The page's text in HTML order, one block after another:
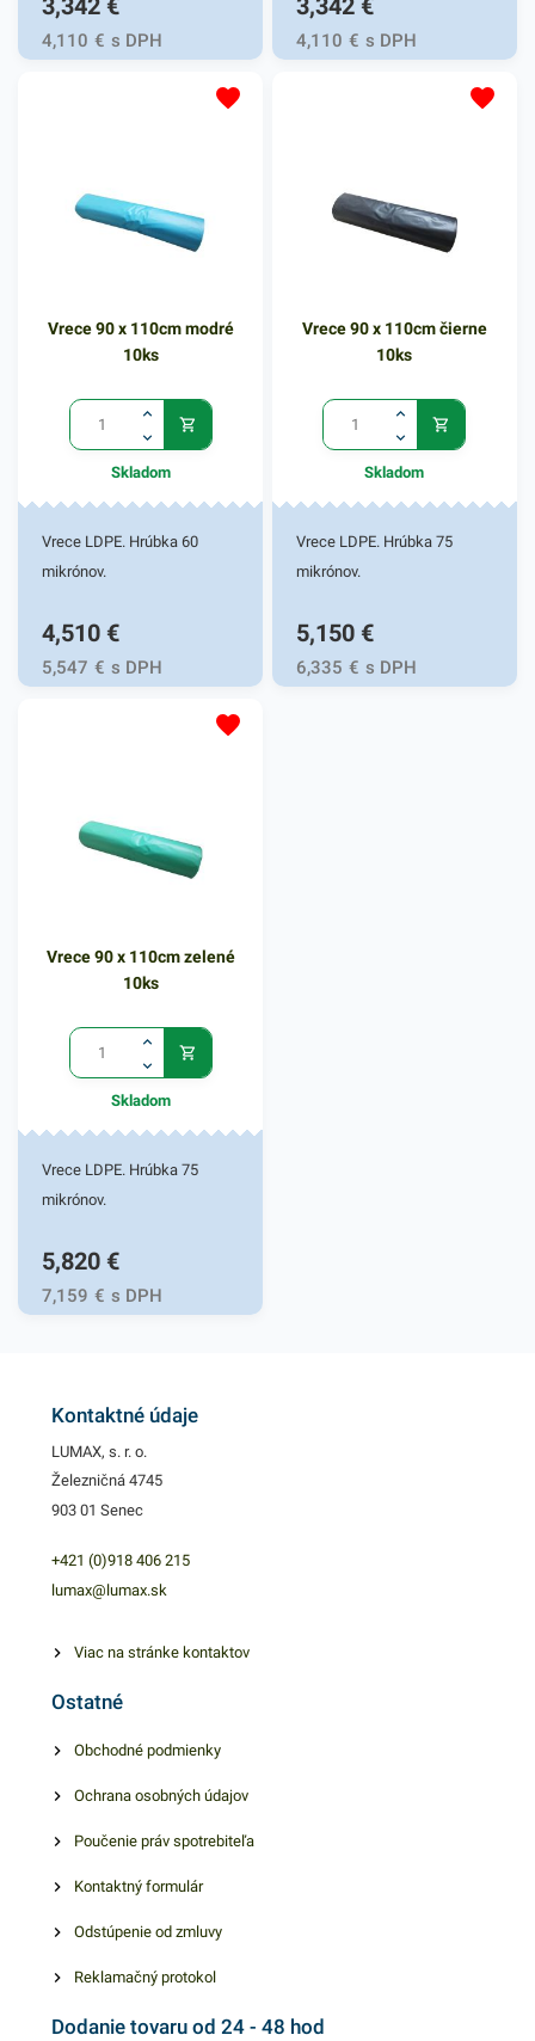
3,342 €
4,110 € s DPH
3,342 €
4,110 € s DPH
Vrece 90 x 110cm modré
10ks
Skladom
Vrece LDPE. Hrúbka 60
mikrónov.
4,510 €
5,547 € s DPH
Vrece 90 x 110cm čierne
10ks
Skladom
Vrece LDPE. Hrúbka 75
mikrónov.
5,150 €
6,335 € s DPH
Vrece 90 x 110cm zelené
10ks
Skladom
Vrece LDPE. Hrúbka 75
mikrónov.
5,820 €
7,159 € s DPH
Kontaktné údaje
LUMAX, s. r. o.
Železničná 4745
903 01 Senec
+421 (0)918 406 215
lumax@lumax.sk
Viac na stránke kontaktov
Ostatné
Obchodné podmienky
Ochrana osobných údajov
Poučenie práv spotrebiteľa
Kontaktný formulár
Odstúpenie od zmluvy
Reklamačný protokol
Dodanie tovaru od 24 - 48 hod